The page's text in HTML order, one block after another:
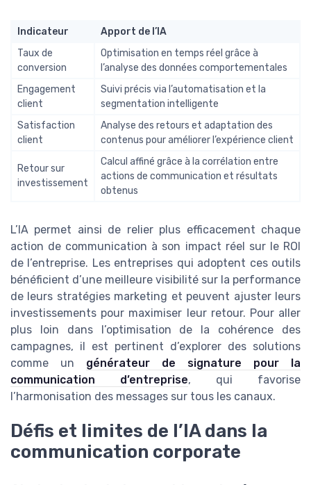
Indicateur
Apport de l’IA
Taux de
conversion
Optimisation en temps réel grâce à
l’analyse des données comportementales
Engagement
client
Suivi précis via l’automatisation et la
segmentation intelligente
Satisfaction
client
Analyse des retours et adaptation des
contenus pour améliorer l’expérience client
Retour sur
investissement
Calcul affiné grâce à la corrélation entre
actions de communication et résultats
obtenus
L’IA permet ainsi de relier plus efficacement chaque
action de communication à son impact réel sur le ROI
de l’entreprise. Les entreprises qui adoptent ces outils
bénéficient d’une meilleure visibilité sur la performance
de leurs stratégies marketing et peuvent ajuster leurs
investissements pour maximiser leur retour. Pour aller
plus loin dans l’optimisation de la cohérence des
campagnes, il est pertinent d’explorer des solutions
comme un générateur de signature pour la
communication d’entreprise, qui favorise
l’harmonisation des messages sur tous les canaux.
Défis et limites de l’IA dans la
communication corporate